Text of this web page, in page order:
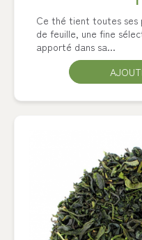
Ce thé tient toutes ses
de feuille, une fine
apporté dans sa...